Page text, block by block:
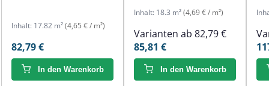
Inhalt: 17.82 m²(4,65 € / m²)
82,79 €
In den Warenkorb
Inhalt: 18.3 m²(4,69 € / m²)
Varianten ab 82,79 €
85,81 €
In den Warenkorb